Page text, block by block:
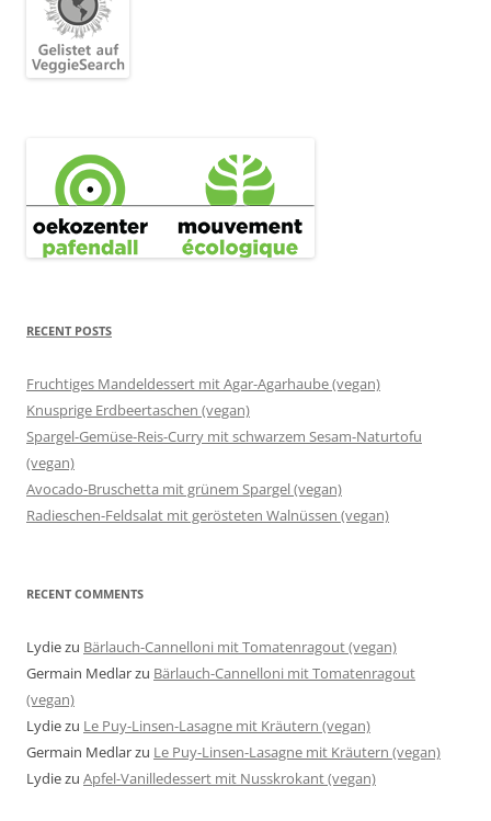
RECENT POSTS
Fruchtiges Mandeldessert mit Agar-Agarhaube (vegan)
Knusprige Erdbeertaschen (vegan)
Spargel-Gemüse-Reis-Curry mit schwarzem Sesam-Naturtofu
(vegan)
Avocado-Bruschetta mit grünem Spargel (vegan)
Radieschen-Feldsalat mit gerösteten Walnüssen (vegan)
RECENT COMMENTS
Lydiezu Bärlauch-Cannelloni mit Tomatenragout (vegan)
Germain Medlarzu Bärlauch-Cannelloni mit Tomatenragout
(vegan)
Lydiezu Le Puy-Linsen-Lasagne mit Kräutern (vegan)
Germain Medlarzu Le Puy-Linsen-Lasagne mit Kräutern (vegan)
Lydiezu Apfel-Vanilledessert mit Nusskrokant (vegan)